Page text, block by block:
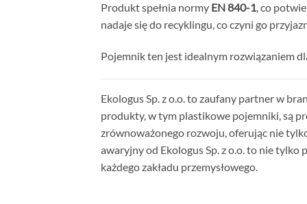
Produkt spełnia normy EN 840-1, co
nadaje się do recyklingu, co czyni go
Pojemnik ten jest idealnym rozwiązaniem
Ekologus Sp. z o.o. to zaufany partner w
produkty, w tym plastikowe pojemniki, są
zrównoważonego rozwoju, oferując nie
awaryjny od Ekologus Sp. z o.o. to nie
każdego zakładu przemysłowego.